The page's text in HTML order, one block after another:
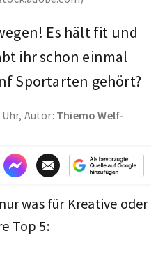
Es hält fit und
ihr schon einmal
Sportarten gehört?
Autor: Thiemo Welf-
was für Kreative oder
Top 5: